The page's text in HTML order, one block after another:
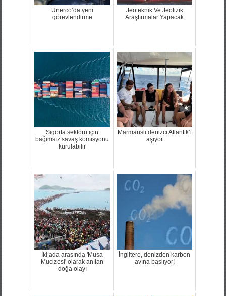
Unerco’da yeni
görevlendirme
Jeoteknik Ve Jeofizik
Araştırmalar Yapacak
Sigorta sektörü için
bağımsız savaş komisyonu
kurulabilir
Marmarisli denizci Atlantik’i
aşıyor
İki ada arasında 'Musa
Mucizesi' olarak anılan
doğa olayı
İngiltere, denizden karbon
avına başlıyor!